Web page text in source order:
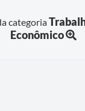
categoria
Econômico